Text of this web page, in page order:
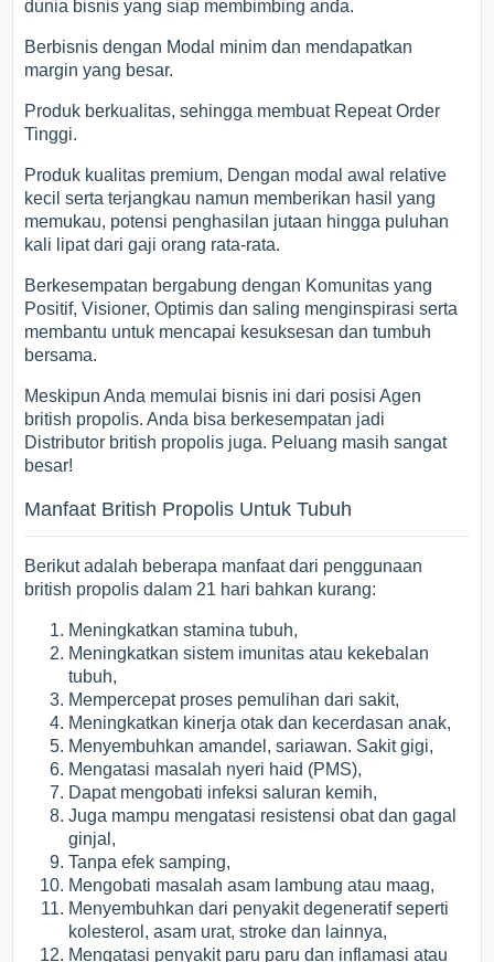
dunia bisnis yang siap membimbing anda.
Berbisnis dengan Modal minim dan mendapatkan
margin yang besar.
Produk berkualitas, sehingga membuat Repeat Order
Tinggi.
Produk kualitas premium, Dengan modal awal relative
kecil serta terjangkau namun memberikan hasil yang
memukau, potensi penghasilan jutaan hingga puluhan
kali lipat dari gaji orang rata-rata.
Berkesempatan bergabung dengan Komunitas yang
Positif, Visioner, Optimis dan saling menginspirasi serta
membantu untuk mencapai kesuksesan dan tumbuh
bersama.
Meskipun Anda memulai bisnis ini dari posisi Agen
british propolis. Anda bisa berkesempatan jadi
Distributor british propolis juga. Peluang masih sangat
besar!
Manfaat British Propolis Untuk Tubuh
Berikut adalah beberapa manfaat dari penggunaan
british propolis dalam 21 hari bahkan kurang:
Meningkatkan stamina tubuh,
Meningkatkan sistem imunitas atau kekebalan
tubuh,
Mempercepat proses pemulihan dari sakit,
Meningkatkan kinerja otak dan kecerdasan anak,
Menyembuhkan amandel, sariawan. Sakit gigi,
Mengatasi masalah nyeri haid (PMS),
Dapat mengobati infeksi saluran kemih,
Juga mampu mengatasi resistensi obat dan gagal
ginjal,
Tanpa efek samping,
Mengobati masalah asam lambung atau maag,
Menyembuhkan dari penyakit degeneratif seperti
kolesterol, asam urat, stroke dan lainnya,
Mengatasi penyakit paru paru dan inflamasi atau